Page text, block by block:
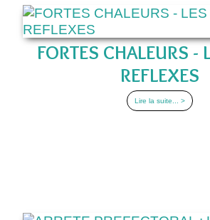
FORTES CHALEURS -
REFLEXES
Lire la suite... >